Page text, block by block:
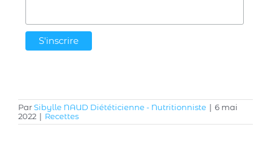
ParSibylle NAUD Diététicienne - Nutritionniste | 6 mai
2022 | Recettes